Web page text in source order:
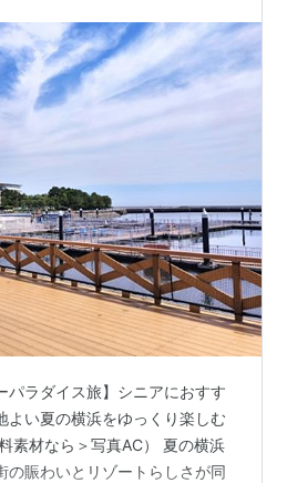
パラダイス旅】シニアにおすす
よい夏の横浜をゆっくり楽しむ
素材なら＞写真AC） 夏の横浜
の賑わいとリゾートらしさが同